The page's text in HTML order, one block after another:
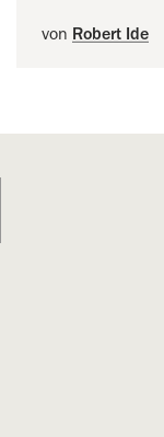
von Robert Ide